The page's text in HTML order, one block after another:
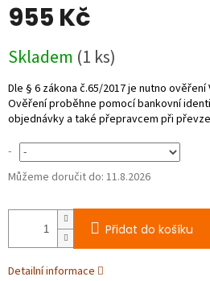
955 Kč
cena:
Skladem (1 ks)
-
Můžeme doručit do: 11.8.2026
Přidat do košíku
Detailní informace